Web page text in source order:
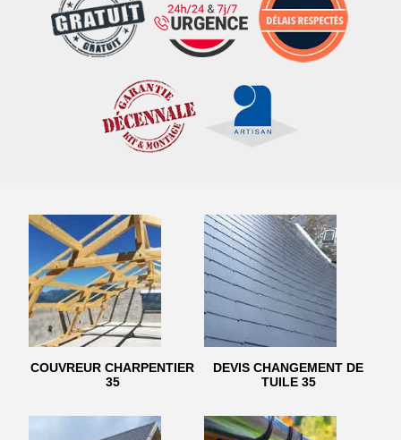
COUVREUR CHARPENTIER
35
DEVIS CHANGEMENT DE
TUILE 35